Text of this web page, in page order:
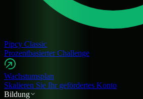
Pipcy Classic
Prozentbasierter Challenge
Wachstumsplan
Skalieren Sie Ihr gefördertes Konto
Bildung